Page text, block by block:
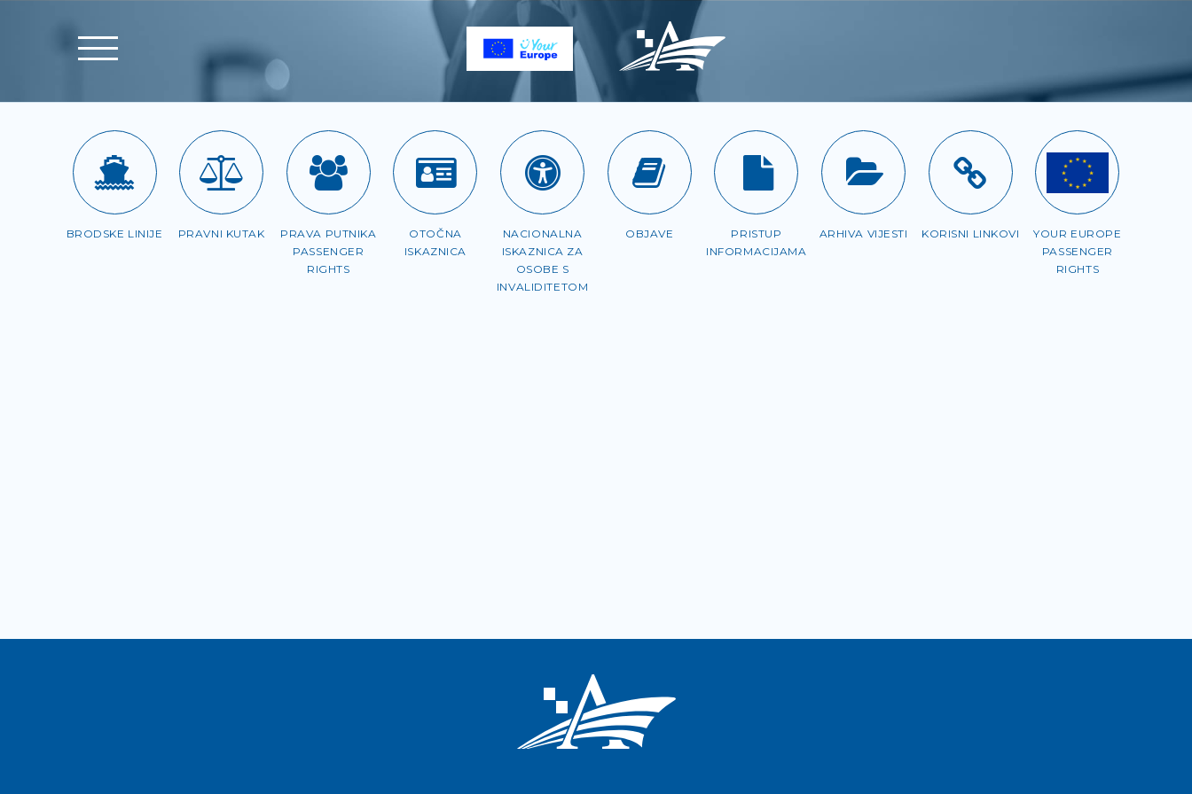
BRODSKE LINIJE PRAVNI KUTAK
PRAVA PUTNIKA
PASSENGER
RIGHTS
OTOČNA
ISKAZNICA
NACIONALNA
ISKAZNICA ZA
OSOBE S
INVALIDITETOM
OBJAVE
PRISTUP
INFORMACIJAMA
ARHIVA VIJESTI KORISNI LINKOVI
YOUR EUROPE
PASSENGER
RIGHTS